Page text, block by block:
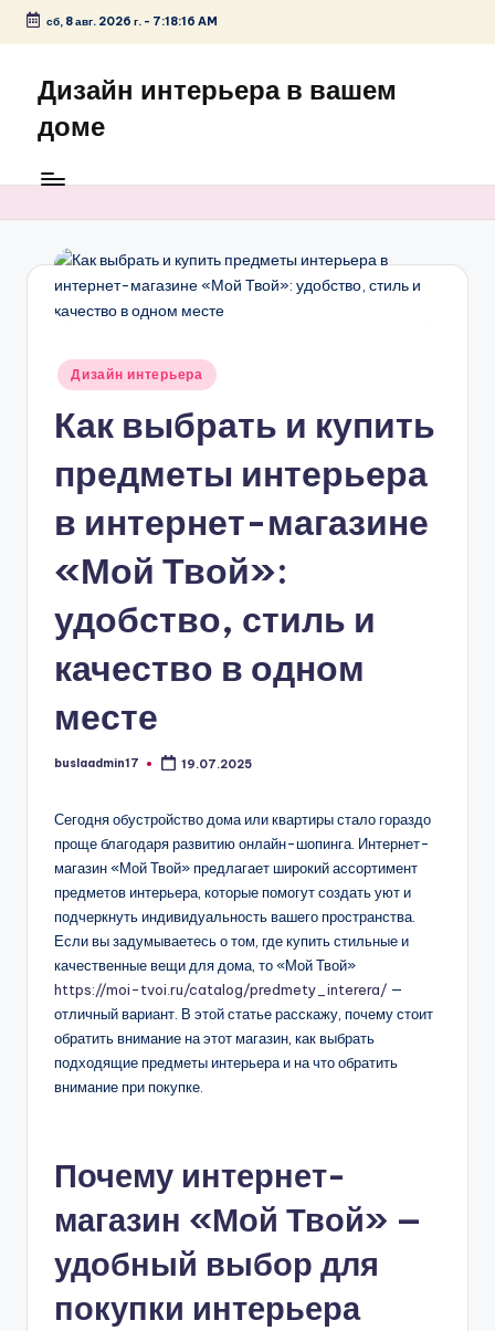
Перейти
содержимому
сб, 8 авг. 2026 г.- 7:18:16 AM
Дизайн интерьера в вашем
доме
Опубликовано
Дизайн интерьера
Как выбрать и купить
предметы интерьера
в интернет-магазине
«Мой Твой»:
удобство, стиль и
качество в одном
месте
Запись
buslaadmin17 19.07.2025
Сегодня обустройство дома или квартиры стало гораздо
проще благодаря развитию онлайн-шопинга. Интернет-
магазин «Мой Твой» предлагает широкий ассортимент
предметов интерьера, которые помогут создать уют и
подчеркнуть индивидуальность вашего пространства.
Если вы задумываетесь о том, где купить стильные и
качественные вещи для дома, то «Мой Твой»
https://moi-tvoi.ru/catalog/predmety_interera/ —
отличный вариант. В этой статье расскажу, почему стоит
обратить внимание на этот магазин, как выбрать
подходящие предметы интерьера и на что обратить
внимание при покупке.
Почему интернет-
магазин «Мой Твой» —
удобный выбор для
покупки интерьера